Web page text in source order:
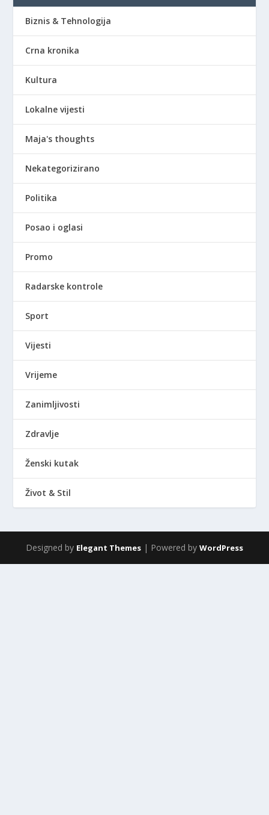
Biznis & Tehnologija
Crna kronika
Kultura
Lokalne vijesti
Maja's thoughts
Nekategorizirano
Politika
Posao i oglasi
Promo
Radarske kontrole
Sport
Vijesti
Vrijeme
Zanimljivosti
Zdravlje
Ženski kutak
Život & Stil
Designed by Elegant Themes | Powered by WordPress